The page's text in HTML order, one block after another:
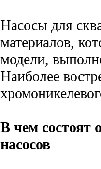
Насосы для
материалов,
модели,
Наиболее
В чем состоят
насосов